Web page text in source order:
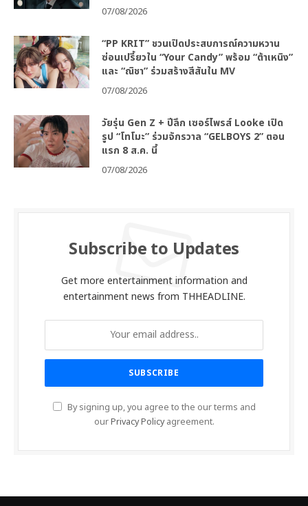
07/08/2026
“PP KRIT” ชวนเปิดประสบการณ์ความหวาน
ซ่อนเปรี้ยวใน “Your Candy” พร้อม “ต้าเหนิง”
และ “ณิชา” ร่วมสร้างสีสันใน MV
07/08/2026
วัยรุ่น Gen Z + ปีลึก เซอร์ไพรส์ Looke เปิด
รูป “โทโมะ” ร่วมจักรวาล “GELBOYS 2” ตอน
แรก 8 ส.ค. นี้
07/08/2026
Subscribe to Updates
Get more entertainment information and
entertainment news from THHEADLINE.
By signing up, you agree to the our terms and
ourPrivacy Policyagreement.